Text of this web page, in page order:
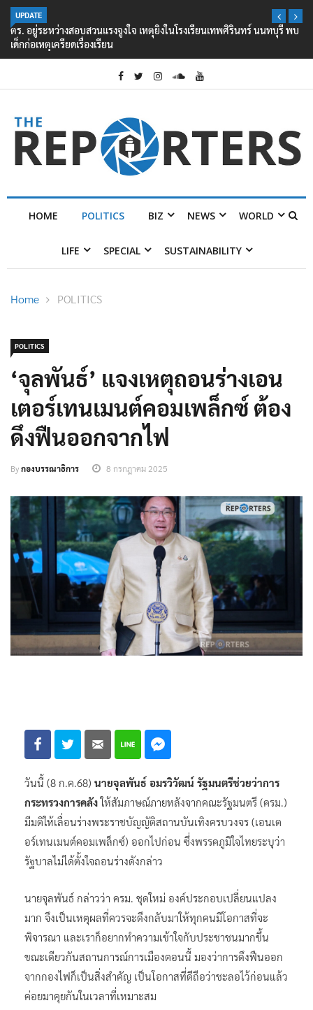
UPDATE
ตร. อยู่ระหว่างสอบสวนแรงจูงใจ เหตุยิงในโรงเรียนเทพศิรินทร์ นนทบุรี พบ
เด็กก่อเหตุเครียดเรื่องเรียน
HOME POLITICS BIZ NEWS WORLD
LIFE SPECIAL SUSTAINABILITY
Home POLITICS
POLITICS
‘จุลพันธ์’ แจงเหตุถอนร่างเอน
เตอร์เทนเมนต์คอมเพล็กซ์ ต้อง
ดึงฟืนออกจากไฟ
Byกองบรรณาธิการ 8 กรกฎาคม 2025
วันนี้ (8 ก.ค.68) นายจุลพันธ์ อมรวิวัฒน์ รัฐมนตรีช่วยว่าการ
กระทรวงการคลังให้สัมภาษณ์ภายหลังจากคณะรัฐมนตรี (ครม.)
มีมติให้เลื่อนร่างพระราชบัญญัติสถานบันเทิงครบวงจร (เอนเต
อร์เทนเมนต์คอมเพล็กซ์) ออกไปก่อน ซึ่งพรรคภูมิใจไทยระบุว่า
รัฐบาลไม่ได้ตั้งใจถอนร่างดังกล่าว
นายจุลพันธ์ กล่าวว่า ครม. ชุดใหม่ องค์ประกอบเปลี่ยนแปลง
มาก จึงเป็นเหตุผลที่ควรจะดึงกลับมาให้ทุกคนมีโอกาสที่จะ
พิจารณา และเราก็อยากทำความเข้าใจกับประชาชนมากขึ้น
ขณะเดียวกันสถานการณ์การเมืองตอนนี้ มองว่าการดึงฟืนออก
จากกองไฟก็เป็นสิ่งสำคัญ เป็นโอกาสที่ดีถือว่าชะลอไว้ก่อนแล้ว
ค่อยมาคุยกันในเวลาที่เหมาะสม